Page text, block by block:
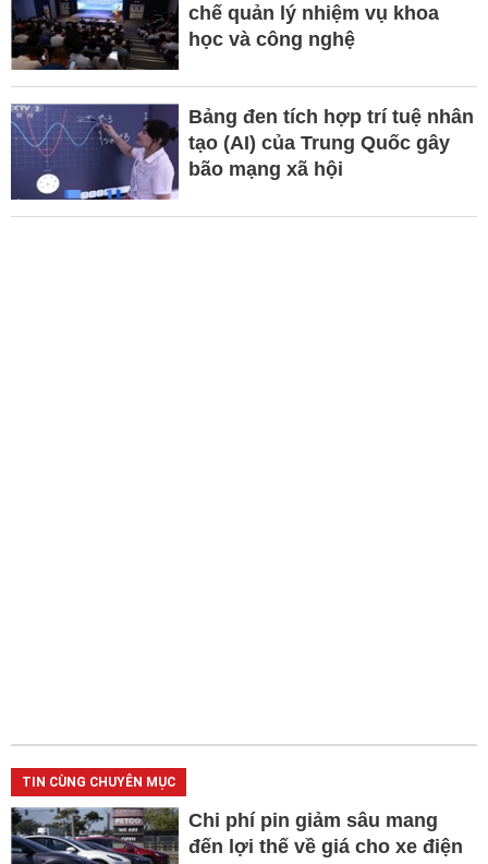
chế quản lý nhiệm vụ khoa
học và công nghệ
Bảng đen tích hợp trí tuệ nhân
tạo (AI) của Trung Quốc gây
bão mạng xã hội
TIN CÙNG CHUYÊN MỤC
Chi phí pin giảm sâu mang
đến lợi thế về giá cho xe điện